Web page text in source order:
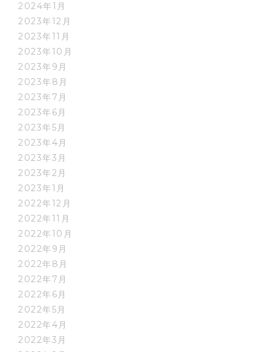
2024年1月
2023年12月
2023年11月
2023年10月
2023年9月
2023年8月
2023年7月
2023年6月
2023年5月
2023年4月
2023年3月
2023年2月
2023年1月
2022年12月
2022年11月
2022年10月
2022年9月
2022年8月
2022年7月
2022年6月
2022年5月
2022年4月
2022年3月